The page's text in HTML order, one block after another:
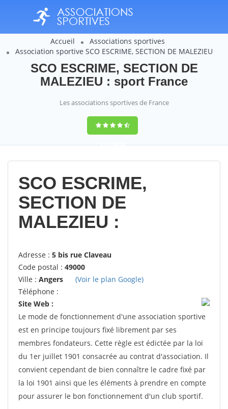
Accueil
Associations sportives
Association sportive SCO ESCRIME, SECTION DE MALEZIEU
SCO ESCRIME, SECTION DE
MALEZIEU : sport France
Les associations sportives de France
9,4(100%)
14358votes
SCO ESCRIME,
SECTION DE
MALEZIEU :
Adresse : 5 bis rue Claveau
Code postal : 49000
Ville : Angers
(Voir le plan Google)
Téléphone :
Site Web :
Le mode de fonctionnement d'une association sportive
est en principe toujours fixé librement par ses
membres fondateurs. Cette règle est édictée par la loi
du 1er juillet 1901 consacrée au contrat d'association. Il
convient cependant de bien connaître le cadre fixé par
la loi 1901 ainsi que les éléments à prendre en compte
pour assurer le bon fonctionnement d'un club sportif.